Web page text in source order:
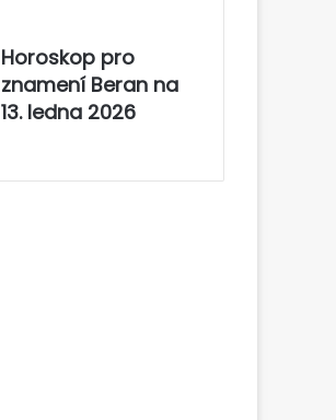
Horoskop pro
znamení Beran na
13. ledna 2026